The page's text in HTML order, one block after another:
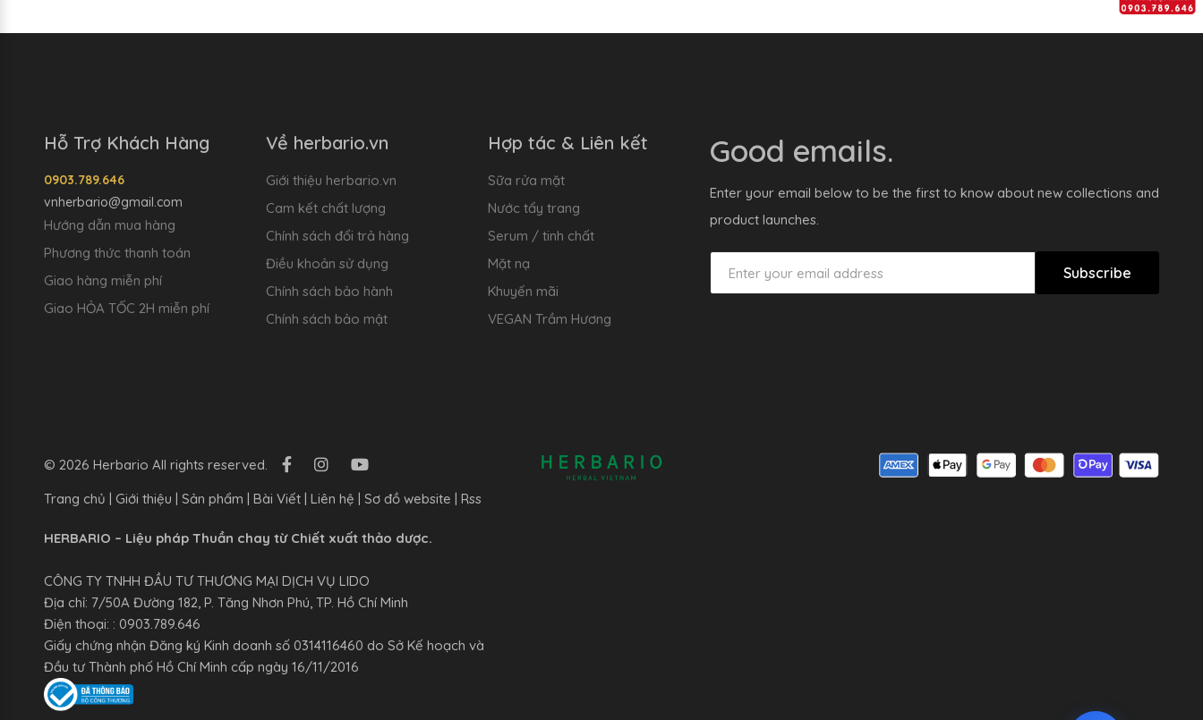
Hỗ Trợ Khách Hàng
0903.789.646
vnherbario@gmail.com
Hướng dẫn mua hàng
Phương thức thanh toán
Giao hàng miễn phí
Giao HỎA TỐC 2H miễn phí
Về herbario.vn
Giới thiệu herbario.vn
Cam kết chất lượng
Chính sách đổi trả hàng
Điều khoản sử dụng
Chính sách bảo hành
Chính sách bảo mật
Hợp tác & Liên kết
Sữa rửa mặt
Nước tẩy trang
Serum / tinh chất
Mặt nạ
Khuyến mãi
VEGAN Trầm Hương
Good emails.
Enter your email below to be the first to know about new collections and
product launches.
Subscribe
© 2026 Herbario All rights reserved.
Trang chủ | Giới thiệu | Sản phẩm | Bài Viết| Liên hệ | Sơ đồ website | Rss
HERBARIO – Liệu pháp Thuần chay từ Chiết xuất thảo dược.
CÔNG TY TNHH ĐẦU TƯ THƯƠNG MẠI DỊCH VỤ LIDO
Địa chỉ: 7/50A Đường 182, P. Tăng Nhơn Phú, TP. Hồ Chí Minh
Điện thoại: : 0903.789.646
Giấy chứng nhận Đăng ký Kinh doanh số 0314116460 do Sở Kế hoạch và
Đầu tư Thành phố Hồ Chí Minh cấp ngày 16/11/2016